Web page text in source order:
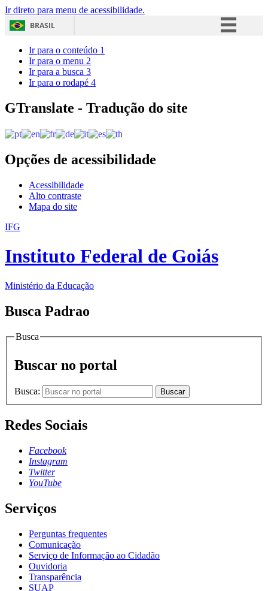
Ir direto para menu de acessibilidade.
BRASIL
Acesso à informação
Ir para o conteúdo 1
Ir para o menu 2
Ir para a busca 3
Ir para o rodapé 4
GTranslate - Tradução do site
Opções de acessibilidade
Acessibilidade
Alto contraste
Mapa do site
IFG
Instituto Federal de Goiás
Ministério da Educação
Busca Padrao
Busca
Buscar no portal
Busca: Buscar
Redes Sociais
Facebook
Instagram
Twitter
YouTube
Serviços
Perguntas frequentes
Comunicação
Serviço de Informação ao Cidadão
Ouvidoria
Transparência
SUAP